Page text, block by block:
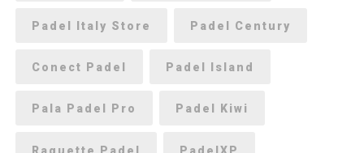
Padel Italy Store Padel Century
Conect Padel Padel Island
Pala Padel Pro Padel Kiwi
Raquette Padel PadelXP